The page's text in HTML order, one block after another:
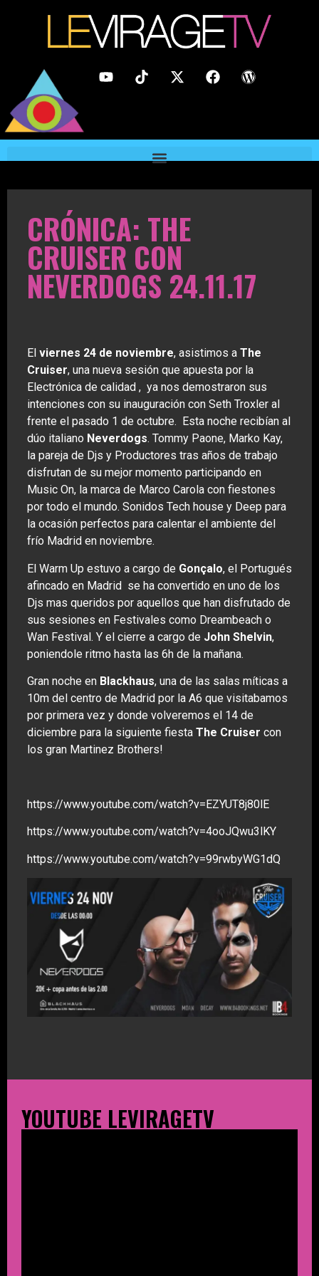
CRÓNICA: THE
CRUISER CON
NEVERDOGS 24.11.17
El viernes 24 de noviembre, asistimos a The
Cruiser, una nueva sesión que apuesta por la
Electrónica de calidad , ya nos demostraron sus
intenciones con su inauguración con Seth Troxler al
frente el pasado 1 de octubre. Esta noche recibían al
dúo italiano Neverdogs. Tommy Paone, Marko Kay,
la pareja de Djs y Productores tras años de trabajo
disfrutan de su mejor momento participando en
Music On, la marca de Marco Carola con fiestones
por todo el mundo. Sonidos Tech house y Deep para
la ocasión perfectos para calentar el ambiente del
frío Madrid en noviembre.
El Warm Up estuvo a cargo de Gonçalo, el Portugués
afincado en Madrid se ha convertido en uno de los
Djs mas queridos por aquellos que han disfrutado de
sus sesiones en Festivales como Dreambeach o
Wan Festival. Y el cierre a cargo de John Shelvin,
poniendole ritmo hasta las 6h de la mañana.
Gran noche en Blackhaus, una de las salas míticas a
10m del centro de Madrid por la A6 que visitabamos
por primera vez y donde volveremos el 14 de
diciembre para la siguiente fiesta The Cruiser con
los gran Martinez Brothers!
https://www.youtube.com/watch?v=EZYUT8j80lE
https://www.youtube.com/watch?v=4ooJQwu3lKY
https://www.youtube.com/watch?v=99rwbyWG1dQ
YOUTUBE LEVIRAGETV